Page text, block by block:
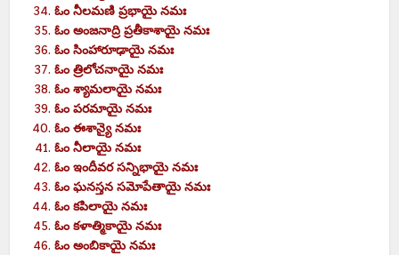
ఓంనీలమణి ప్రభాయైనమః
ఓంఅంజనాద్రి ప్రతీకాశాయైనమః
ఓంసింహారూఢాయైనమః
ఓంత్రిలోచనాయైనమః
ఓంశ్యామలాయైనమః
ఓంపరమాయైనమః
ఓంఈశాన్యైనమః
ఓంనీలాయైనమః
ఓంఇందీవర సన్నిభాయైనమః
ఓంఘనస్తన సమోపేతాయైనమః
ఓంకపిలాయైనమః
ఓంకళాత్మికాయైనమః
ఓంఅంబికాయైనమః